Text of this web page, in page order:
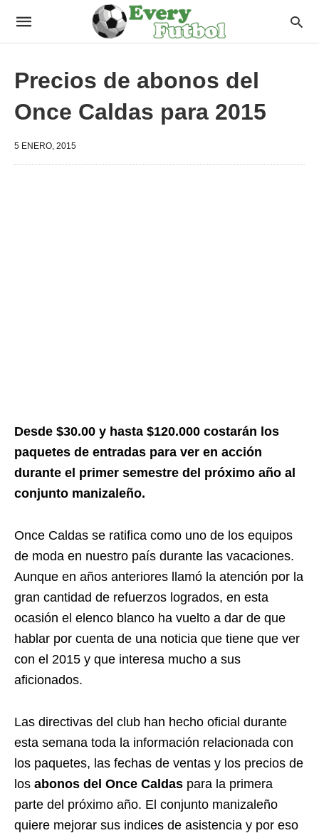
Precios de abonos del
Once Caldas para 2015
5 ENERO, 2015
Desde $30.00 y hasta $120.000 costarán los
paquetes de entradas para ver en acción
durante el primer semestre del próximo año al
conjunto manizaleño.
Once Caldas se ratifica como uno de los equipos
de moda en nuestro país durante las vacaciones.
Aunque en años anteriores llamó la atención por la
gran cantidad de refuerzos logrados, en esta
ocasión el elenco blanco ha vuelto a dar de que
hablar por cuenta de una noticia que tiene que ver
con el 2015 y que interesa mucho a sus
aficionados.
Las directivas del club han hecho oficial durante
esta semana toda la información relacionada con
los paquetes, las fechas de ventas y los precios de
los abonos del Once Caldas para la primera
parte del próximo año. El conjunto manizaleño
quiere mejorar sus indices de asistencia y por eso